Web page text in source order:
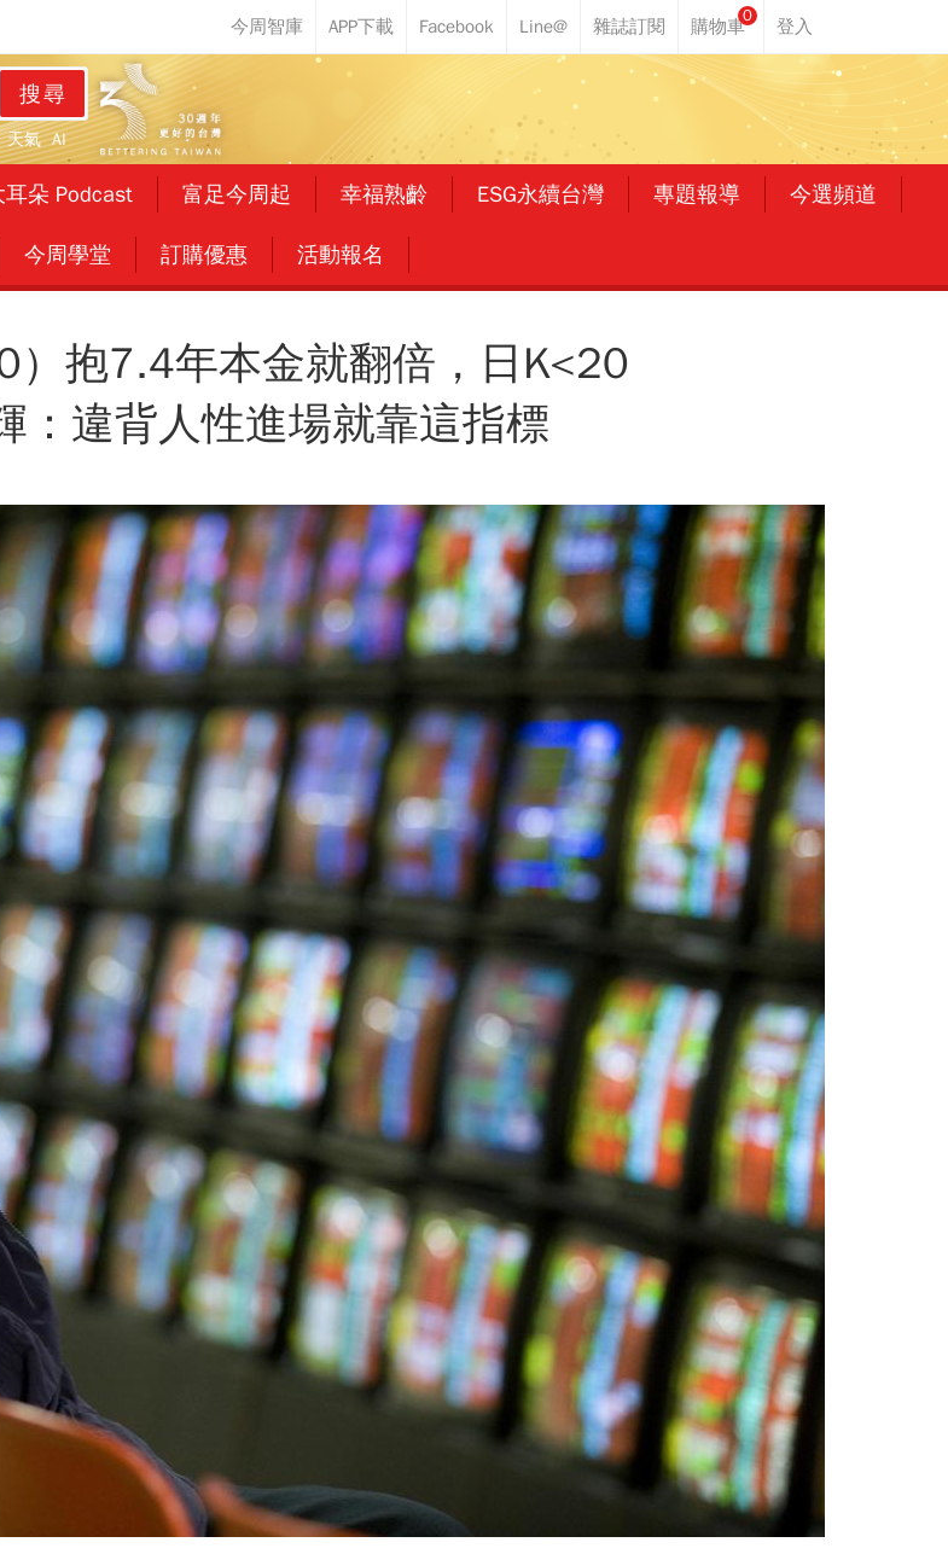
0
搜尋
天氣 AI
朵 Podcast 富足今周起 幸福熟齡 ESG永續台灣 專題報導 今選頻道
今周學堂 訂購優惠 活動報名
抱7.4年本金就翻倍，日K<20
：違背人性進場就靠這指標